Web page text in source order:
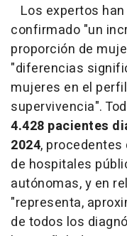
Los expertos
confirmado "un
proporción de
"diferencias
mujeres en el
supervivencia".
4.428 pacientes
2024, procedentes
de hospitales
autónomas, y en
"representa,
de todos los